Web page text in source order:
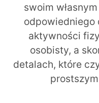
swoim
odpowiedniego
aktywności
osobisty, a
detalach, które